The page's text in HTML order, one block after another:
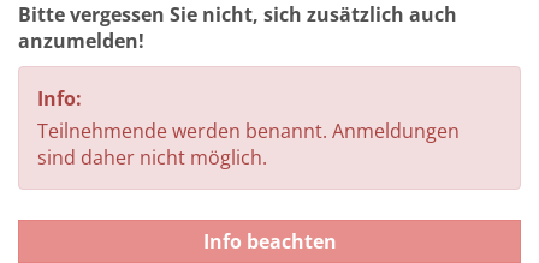
Bitte vergessen Sie nicht, sich zusätzlich auch
anzumelden!
Info:
Teilnehmende werden benannt. Anmeldungen
sind daher nicht möglich.
Info beachten